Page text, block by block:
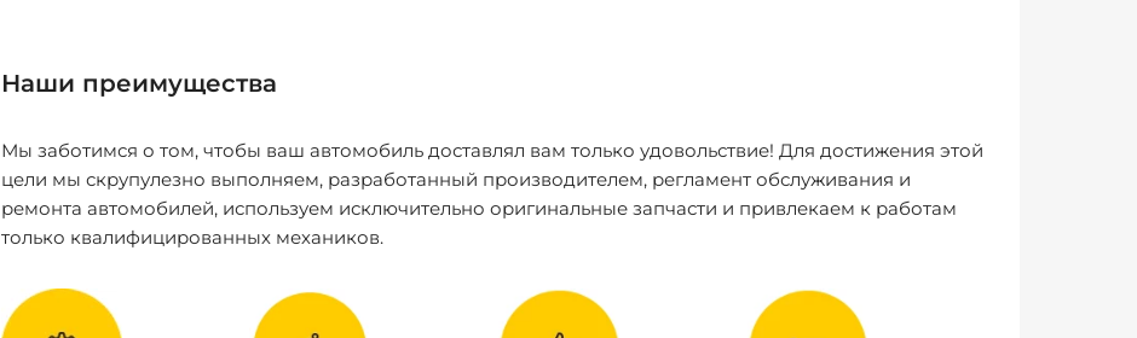
Наши преимущества
Мы заботимся о том, чтобы ваш автомобиль доставлял вам только удовольствие! Для достижения этой
цели мы скрупулезно выполняем, разработанный производителем, регламент обслуживания и
ремонта автомобилей, используем исключительно оригинальные запчасти и привлекаем к работам
только квалифицированных механиков.